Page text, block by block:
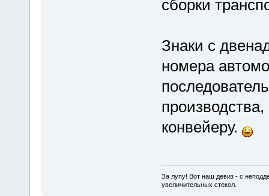
сборки
Знаки с
номера
конвейеру.
За лупу! Вот наш девиз - с
увеличительных стекол.